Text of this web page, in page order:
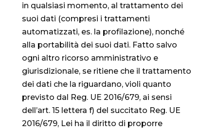
in qualsiasi momento, al trattamento dei
suoi dati (compresi i trattamenti
automatizzati, es. la profilazione), nonché
alla portabilità dei suoi dati. Fatto salvo
ogni altro ricorso amministrativo e
giurisdizionale, se ritiene che il trattamento
dei dati che la riguardano, violi quanto
previsto dal Reg. UE 2016/679, ai sensi
dell’art. 15 lettera f) del succitato Reg. UE
2016/679, Lei ha il diritto di proporre